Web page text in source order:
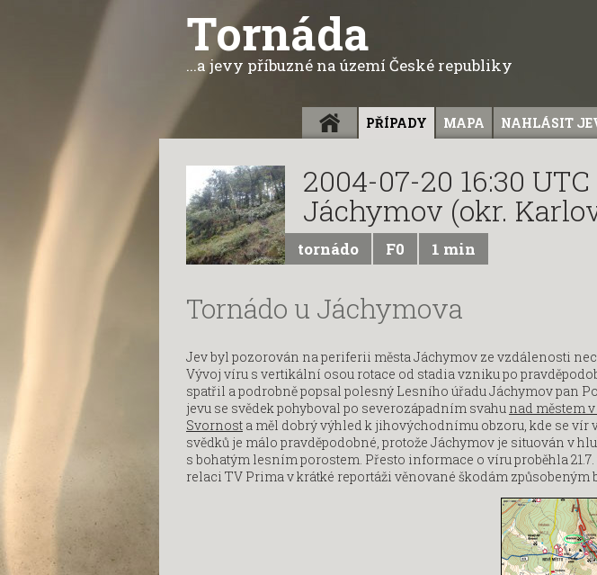
Tornáda
...a jevy příbuzné na území České republiky
ÚVOD PŘÍPADY MAPA NAHLÁSIT
2004-07-20 16:30 UTC
Jáchymov (okr.
tornádo F0 1 min
Tornádo u Jáchymova
Jev byl pozorován na periferii města Jáchymov ze vzdálenosti
Vývoj víru s vertikální osou rotace od stadia vzniku po
spatřil a podrobně popsal polesný Lesního úřadu Jáchymov pan
jevu se svědek pohyboval po severozápadním svahu nad městem
Svornost a měl dobrý výhled k jihovýchodnímu obzoru, kde se vír
svědků je málo pravděpodobné, protože Jáchymov je situován v
s bohatým lesním porostem. Přesto informace o víru proběhla
relaci TV Prima v krátké reportáži věnované škodám způsobeným